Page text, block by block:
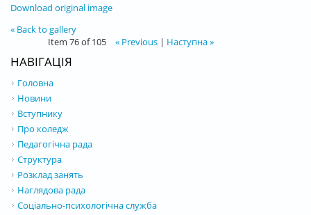
Download original image
« Back to gallery
Item 76 of 105
« Previous| Наступна »
НАВІГАЦІЯ
Головна
Новини
Вступнику
Про коледж
Педагогічна рада
Структура
Розклад занять
Наглядова рада
Соціально-психологічна служба